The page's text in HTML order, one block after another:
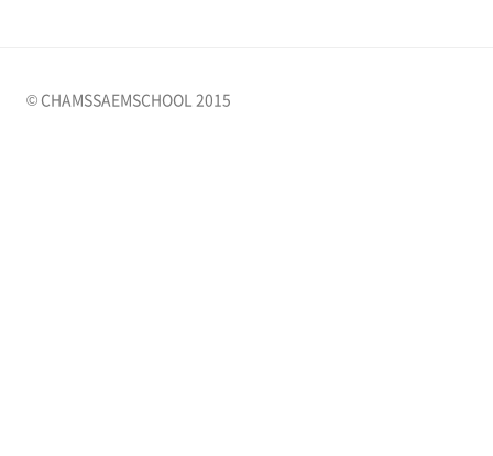
© CHAMSSAEMSCHOOL 2015